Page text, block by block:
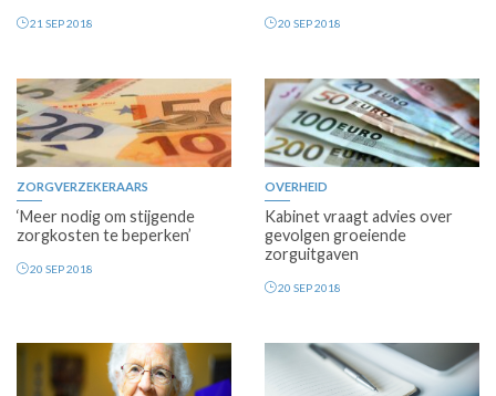
21 SEP 2018 20 SEP 2018
ZORGVERZEKERAARS
‘Meer nodig om stijgende
zorgkosten te beperken’
20 SEP 2018
OVERHEID
Kabinet vraagt advies over
gevolgen groeiende
zorguitgaven
20 SEP 2018